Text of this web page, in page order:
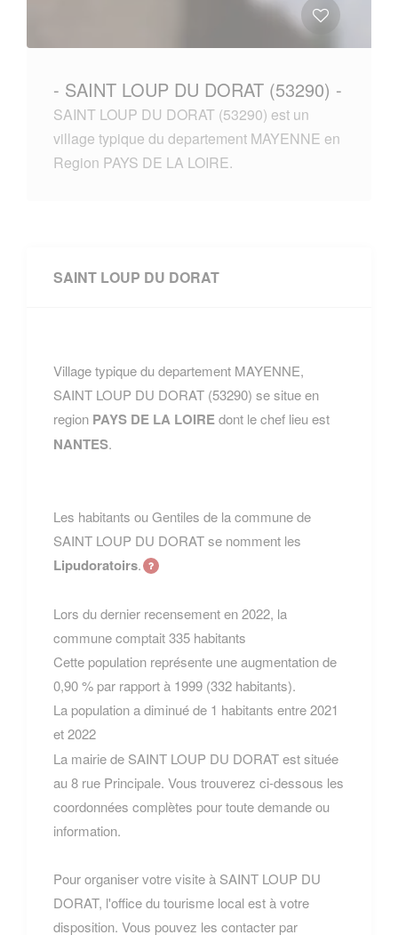
- SAINT LOUP DU DORAT (53290) -
SAINT LOUP DU DORAT (53290) est un
village typique du departement MAYENNE en
Region PAYS DE LA LOIRE.
SAINT LOUP DU DORAT
Village typique du departement MAYENNE,
SAINT LOUP DU DORAT (53290) se situe en
region PAYS DE LA LOIREdont le chef lieu est
NANTES.
Les habitants ou Gentiles de la commune de
SAINT LOUP DU DORAT se nomment les
Lipudoratoirs.
Lors du dernier recensement en 2022, la
commune comptait 335 habitants
Cette population représente une augmentation de
0,90 % par rapport à 1999 (332 habitants).
La population a diminué de 1 habitants entre 2021
et 2022
La mairie de SAINT LOUP DU DORAT est située
au 8 rue Principale. Vous trouverez ci-dessous les
coordonnées complètes pour toute demande ou
information.
Pour organiser votre visite à SAINT LOUP DU
DORAT, l'office du tourisme local est à votre
disposition. Vous pouvez les contacter par